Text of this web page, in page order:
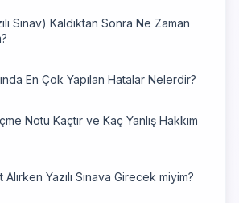
Sınav) Kaldıktan Sonra Ne Zaman
En Çok Yapılan Hatalar Nelerdir?
Notu Kaçtır ve Kaç Yanlış Hakkım
Alırken Yazılı Sınava Girecek miyim?